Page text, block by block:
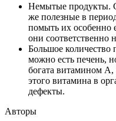
Немытые продукты.
же полезные в
помыть их особенно
они соответственно
Большое количество
можно есть печень,
богата витамином
этого витамина в
дефекты.
Авторы